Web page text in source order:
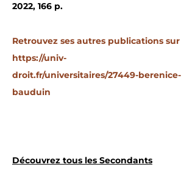
2022, 166 p.
Retrouvez ses autres publications sur
https://univ-
droit.fr/universitaires/27449-berenice-
bauduin
Découvrez tous les Secondants